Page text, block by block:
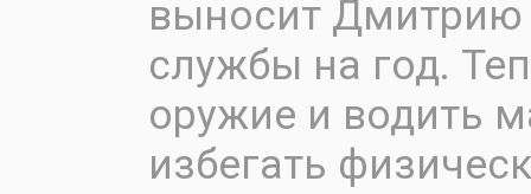
выносит Дмитрию
службы на год.
оружие и водить
избегать